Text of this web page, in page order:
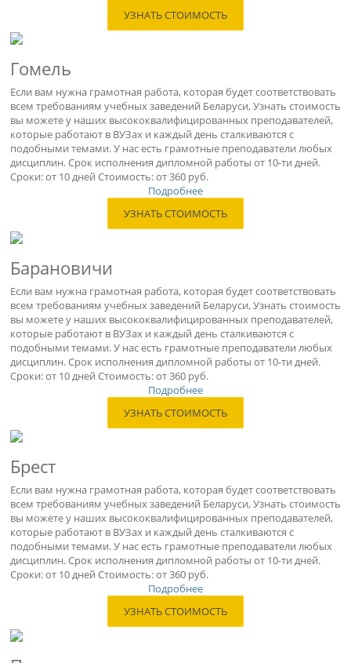
УЗНАТЬ СТОИМОСТЬ
Гомель
Если вам нужна грамотная работа, которая будет соответствовать
всем требованиям учебных заведений Беларуси, Узнать стоимость
вы можете у наших высококвалифицированных преподавателей,
которые работают в ВУЗах и каждый день сталкиваются с
подобными темами. У нас есть грамотные преподаватели любых
дисциплин. Срок исполнения дипломной работы от 10-ти дней.
Сроки: от 10 дней Стоимость: от 360 руб.
Подробнее
УЗНАТЬ СТОИМОСТЬ
Барановичи
Если вам нужна грамотная работа, которая будет соответствовать
всем требованиям учебных заведений Беларуси, Узнать стоимость
вы можете у наших высококвалифицированных преподавателей,
которые работают в ВУЗах и каждый день сталкиваются с
подобными темами. У нас есть грамотные преподаватели любых
дисциплин. Срок исполнения дипломной работы от 10-ти дней.
Сроки: от 10 дней Стоимость: от 360 руб.
Подробнее
УЗНАТЬ СТОИМОСТЬ
Брест
Если вам нужна грамотная работа, которая будет соответствовать
всем требованиям учебных заведений Беларуси, Узнать стоимость
вы можете у наших высококвалифицированных преподавателей,
которые работают в ВУЗах и каждый день сталкиваются с
подобными темами. У нас есть грамотные преподаватели любых
дисциплин. Срок исполнения дипломной работы от 10-ти дней.
Сроки: от 10 дней Стоимость: от 360 руб.
Подробнее
УЗНАТЬ СТОИМОСТЬ